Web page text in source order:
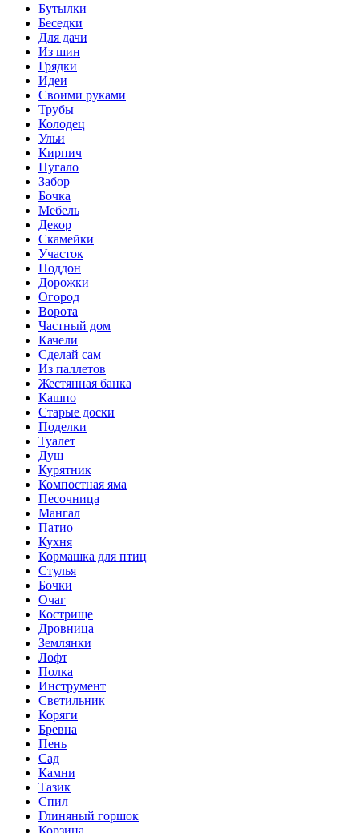
Бутылки
Беседки
Для дачи
Из шин
Грядки
Идеи
Своими руками
Трубы
Колодец
Ульи
Кирпич
Пугало
Забор
Бочка
Мебель
Декор
Скамейки
Участок
Поддон
Дорожки
Огород
Ворота
Частный дом
Качели
Сделай сам
Из паллетов
Жестянная банка
Кашпо
Старые доски
Поделки
Туалет
Душ
Курятник
Компостная яма
Песочница
Мангал
Патио
Кухня
Кормашка для птиц
Стулья
Бочки
Очаг
Кострище
Дровница
Землянки
Лофт
Полка
Инструмент
Светильник
Коряги
Бревна
Пень
Сад
Камни
Тазик
Спил
Глиняный горшок
Корзина